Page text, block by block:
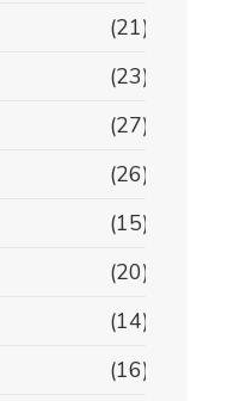
(21)
(23)
(27)
(26)
(15)
(20)
(14)
(16)